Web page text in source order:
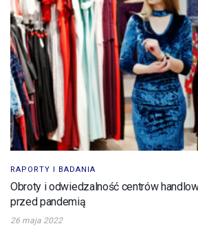
RAPORTY I BADANIA
Obroty i odwiedzalność centrów
przed pandemią
26 maja 2022